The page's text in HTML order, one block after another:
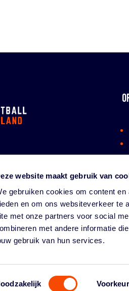
website maakt gebruik van
gebruiken cookies om content
en om ons websiteverkeer te
met onze partners voor social
met andere informatie
gebruik van hun services.